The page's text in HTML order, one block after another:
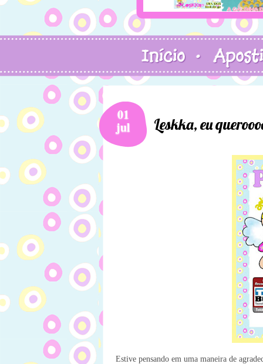
01
jul Leskka, eu
Estive pensando em uma maneira de